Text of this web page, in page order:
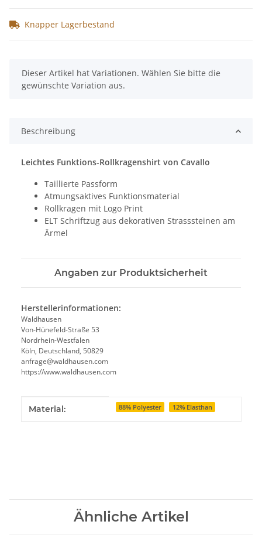
Knapper Lagerbestand
x
Dieser Artikel hat Variationen. Wählen Sie bitte die
gewünschte Variation aus.
Beschreibung
Leichtes Funktions-Rollkragenshirt von Cavallo
Taillierte Passform
Atmungsaktives Funktionsmaterial
Rollkragen mit Logo Print
ELT Schriftzug aus dekorativen Strasssteinen am
Ärmel
Angaben zur Produktsicherheit
Herstellerinformationen:
Waldhausen
Von-Hünefeld-Straße 53
Nordrhein-Westfalen
Köln, Deutschland, 50829
anfrage@waldhausen.com
https://www.waldhausen.com
Produkteigenschaft
Wert
Material: 88% Polyester 12% Elasthan
Ähnliche Artikel